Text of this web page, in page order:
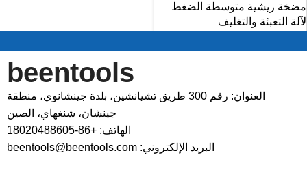
مضخة ريشية متوسطة الضغط
لآلة التعبئة والتغليف
beentools
العنوان: رقم 300 طريق تشيانشين، بلدة جينشانوي، منطقة
جينشان، شنغهاي، الصين
الهاتف: +86-18020488605
البريد الإلكتروني: beentools@beentools.com